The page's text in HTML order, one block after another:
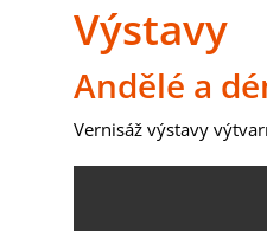
Výstavy
Andělé a
Vernisáž výstavy